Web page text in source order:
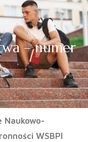
– numer
Naukowo-
WSBPI